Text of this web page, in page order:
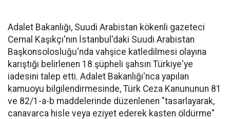
Adalet Bakanlığı, Suudi Arabistan kökenli gazeteci
Cemal Kaşıkçı'nın İstanbul'daki Suudi Arabistan
Başkonsolosluğu'nda vahşice katledilmesi olayına
karıştığı belirlenen 18 şüpheli şahsın Türkiye'ye
iadesini talep etti. Adalet Bakanlığı'nca yapılan
kamuoyu bilgilendirmesinde, Türk Ceza Kanununun 81
ve 82/1-a-b maddelerinde düzenlenen "tasarlayarak,
canavarca hisle veya eziyet ederek kasten öldürme"